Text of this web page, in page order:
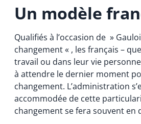
Un modèle
Qualifiés à l’occasion de »
changement « , les français –
travail ou dans leur vie
à attendre le dernier moment
changement. L’administration
accommodée de cette
changement se fera souvent en